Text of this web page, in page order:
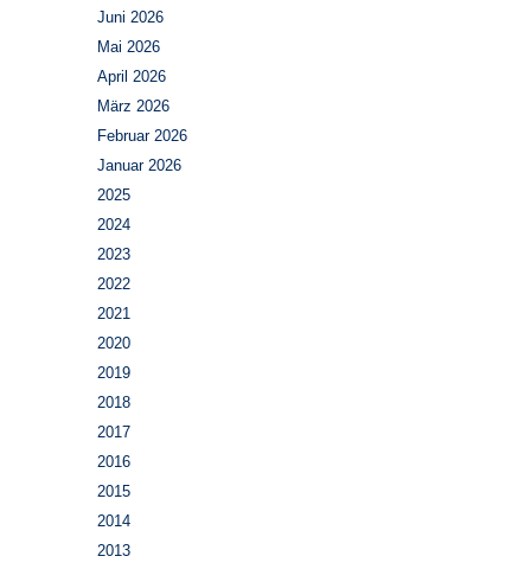
Juni 2026
Mai 2026
April 2026
März 2026
Februar 2026
Januar 2026
2025
2024
2023
2022
2021
2020
2019
2018
2017
2016
2015
2014
2013